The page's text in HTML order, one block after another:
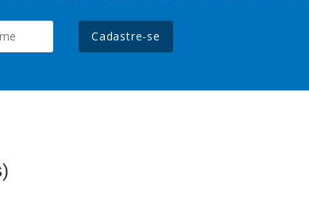
Cadastre-se